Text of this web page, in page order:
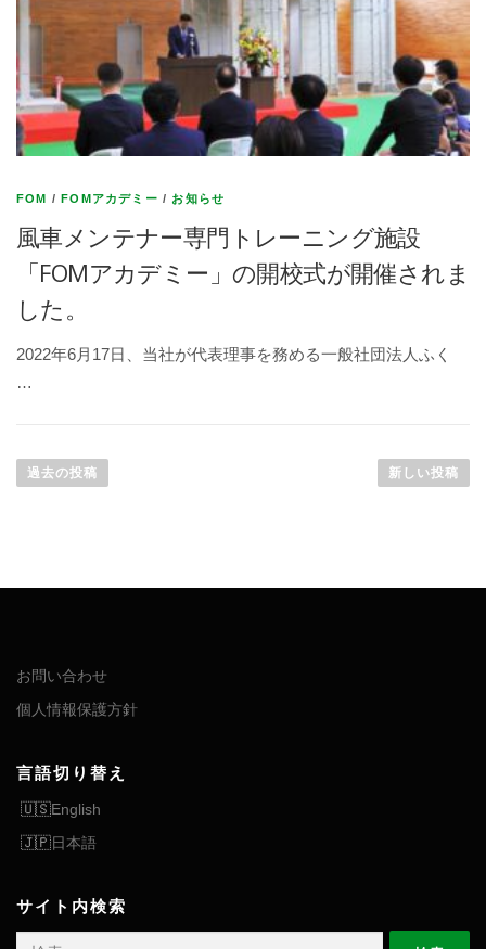
FOM /FOMアカデミー / お知らせ
風車メンテナー専門トレーニング施設
「FOMアカデミー」の開校式が開催されま
した。
2022年6月17日、当社が代表理事を務める一般社団法人ふく
…
稿
ナ
ン
過去の投稿 新しい投稿
お問い合わせ
個人情報保護方針
言語切り替え
English
日本語
サイト内検索